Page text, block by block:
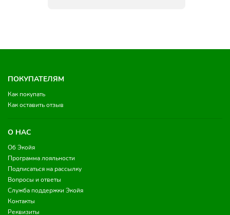
ПОКУПАТЕЛЯМ
Как покупать
Как оставить отзыв
О НАС
Об Экойя
Программа лояльности
Подписаться на рассылку
Вопросы и ответы
Служба поддержки Экойя
Контакты
Реквизиты